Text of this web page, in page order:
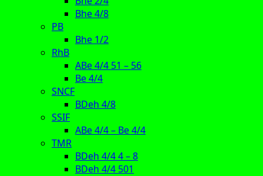
Bhe 4/8
PB
Bhe 1/2
RhB
ABe 4/4 51 – 56
Be 4/4
SNCF
BDeh 4/8
SSIF
ABe 4/4 – Be 4/4
TMR
BDeh 4/4 4 – 8
BDeh 4/4 501